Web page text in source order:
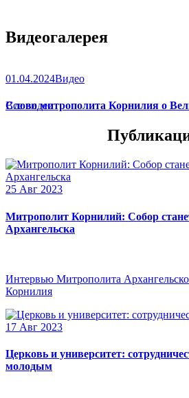
Видеогалерея
01.04.2024Видео
Слово митрополита Корнилия о
Все видео
25 Авг 2023
Митрополит Корнилий: Собор
Архангельска
Интервью Митрополита
Корнилия
17 Авг 2023
Церковь и университет:
молодым